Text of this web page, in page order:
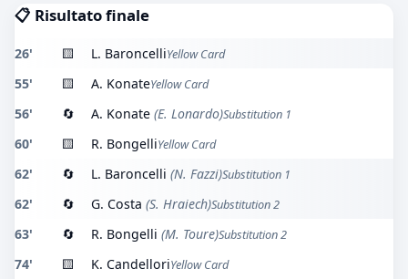
📋 Risultato finale
26' 🟨 L. BaroncelliYellow Card
55' 🟨 A. KonateYellow Card
56' 🔄 A. Konate (E. Lonardo)Substitution 1
60' 🟨 R. BongelliYellow Card
62' 🔄 L. Baroncelli (N. Fazzi)Substitution 1
62' 🔄 G. Costa (S. Hraiech)Substitution 2
63' 🔄 R. Bongelli (M. Toure)Substitution 2
74' 🟨 K. CandelloriYellow Card